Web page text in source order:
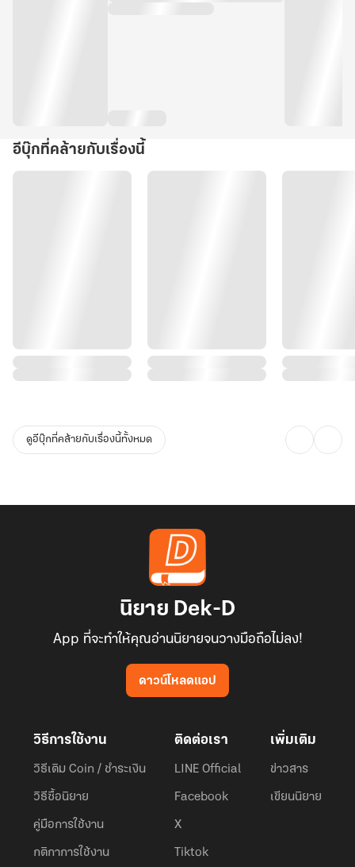
อีบุ๊กที่คล้ายกับเรื่องนี้
ดูอีบุ๊กที่คล้ายกับเรื่องนี้ทั้งหมด
นิยาย Dek-D
App ที่จะทำให้คุณอ่านนิยายจนวางมือถือไม่ลง!
ดาวน์โหลดแอป
วิธีการใช้งาน
วิธีเติม Coin / ชำระเงิน
วิธีซื้อนิยาย
คู่มือการใช้งาน
กติกาการใช้งาน
ติดต่อเรา
LINE Official
Facebook
X
Tiktok
เพิ่มเติม
ข่าวสาร
เขียนนิยาย